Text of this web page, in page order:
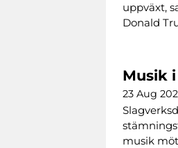
uppväxt,
Donald
Musik
23 Aug
musik